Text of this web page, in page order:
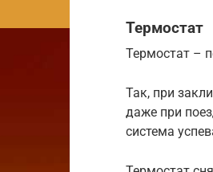
Термостат
Термостат –
Так, при
даже при
система